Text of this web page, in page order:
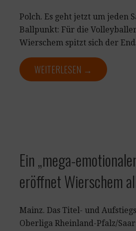
Polch. Es geht jetzt um jeden
Ballpunkt: Für die
Wierschem spitzt sich der
WEITERLESEN →
Ein „mega-
eröffnet Wierschem
Mainz. Das Titel- und
Oberliga Rheinland-Pfalz/